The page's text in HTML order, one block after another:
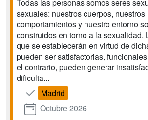
Todas las personas somos seres
sexuales: nuestros cuerpos, nuestros
comportamientos y nuestro entorno
construidos en torno a la sexualidad.
que se establecerán en virtud de
pueden ser satisfactorias,
el contrario, pueden generar
dificulta...
Madrid
Octubre 2026